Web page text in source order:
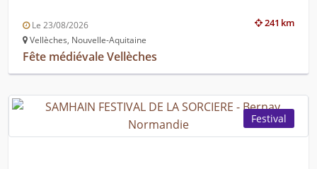
241 km
Le 23/08/2026
Vellèches, Nouvelle-Aquitaine
Fête médiévale Vellèches
Festival